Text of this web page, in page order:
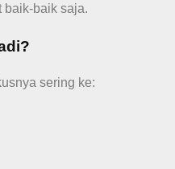
baik-baik saja.
sering ke: